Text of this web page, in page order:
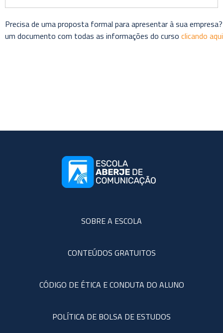
Precisa de uma proposta formal para apresentar à sua
um documento com todas as informações do curso clicando
SOBRE A ESCOLA
CONTEÚDOS GRATUITOS
CÓDIGO DE ÉTICA E CONDUTA DO ALUNO
POLÍTICA DE BOLSA DE ESTUDOS